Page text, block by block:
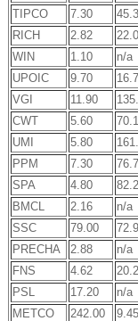
TIPCO
7.30
RICH
2.82
WIN
1.10
n/a
UPOIC
9.70
VGI
11.90
CWT
5.60
UMI
5.80
PPM
7.30
SPA
4.80
BMCL
2.16
n/a
SSC
79.00
PRECHA
2.88
n/a
FNS
4.62
PSL
17.20
n/a
METCO
242.00
9.45